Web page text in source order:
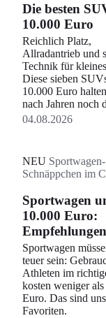
Die besten
10.000 Euro
Reichlich Platz,
Allradantrieb und
Technik für
Diese sieben
10.000 Euro
nach Jahren noch
04.08.2026
NEU Sportwagen-
Schnäppchen im
Sportwagen
10.000 Euro:
Empfehlungen
Sportwagen
teuer sein:
Athleten im
kosten weniger
Euro. Das sind
Favoriten.